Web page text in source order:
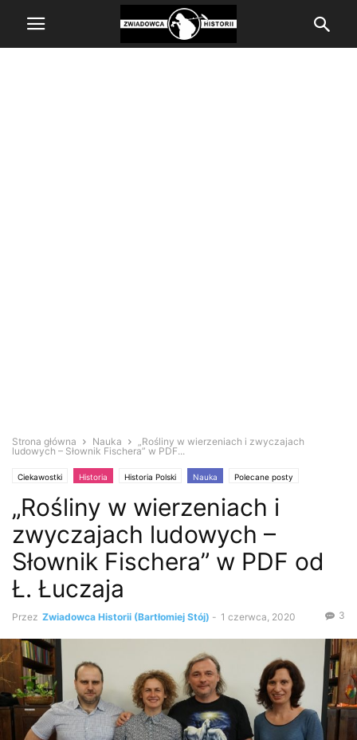
Strona główna Nauka
„Rośliny w wierzeniach i zwyczajach
ludowych – Słownik Fischera” w PDF...
Ciekawostki Historia Historia Polski Nauka Polecane posty
Średniowiecze
„Rośliny w wierzeniach i
zwyczajach ludowych –
Słownik Fischera” w PDF od
Ł. Łuczaja
Przez Zwiadowca Historii (Bartłomiej Stój) - 1 czerwca, 2020 3